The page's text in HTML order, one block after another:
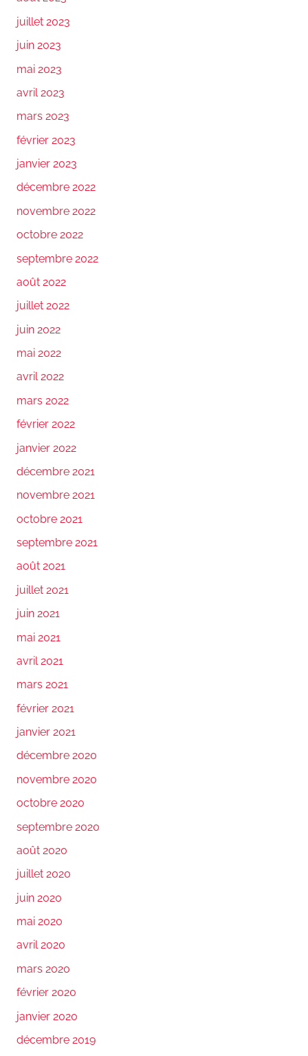
juillet 2023
juin 2023
mai 2023
avril 2023
mars 2023
février 2023
janvier 2023
décembre 2022
novembre 2022
octobre 2022
septembre 2022
août 2022
juillet 2022
juin 2022
mai 2022
avril 2022
mars 2022
février 2022
janvier 2022
décembre 2021
novembre 2021
octobre 2021
septembre 2021
août 2021
juillet 2021
juin 2021
mai 2021
avril 2021
mars 2021
février 2021
janvier 2021
décembre 2020
novembre 2020
octobre 2020
septembre 2020
août 2020
juillet 2020
juin 2020
mai 2020
avril 2020
mars 2020
février 2020
janvier 2020
décembre 2019